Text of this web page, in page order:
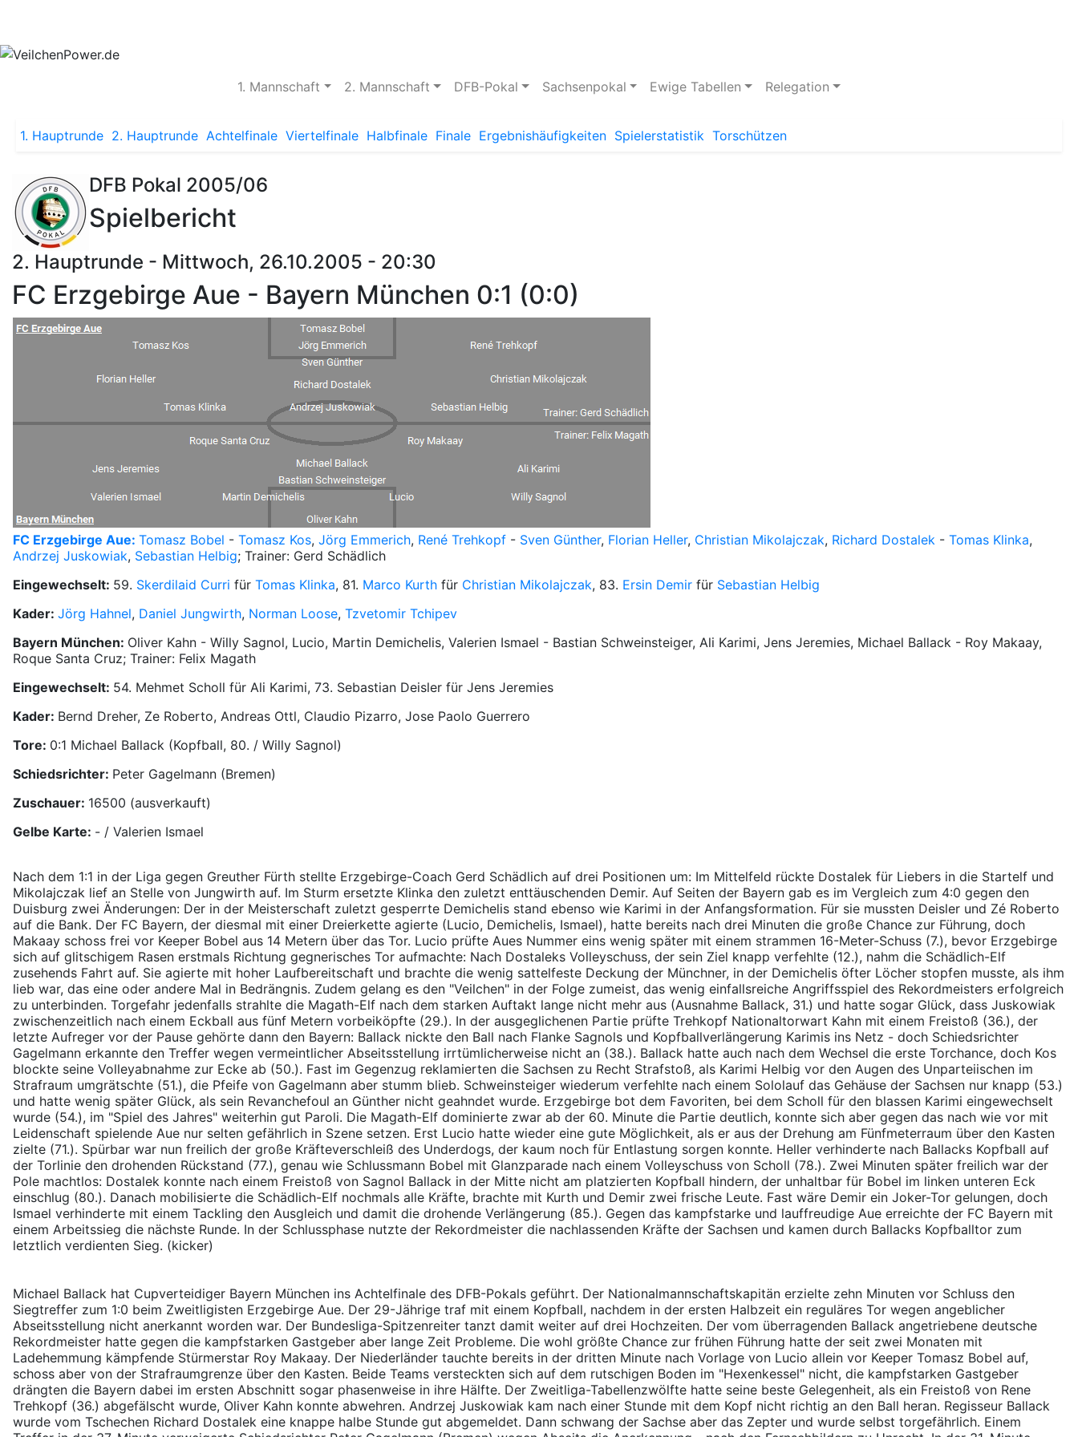
1. Mannschaft 2. Mannschaft DFB-Pokal Sachsenpokal Ewige Tabellen Relegation
1. Hauptrunde 2. Hauptrunde Achtelfinale Viertelfinale Halbfinale Finale Ergebnishäufigkeiten Spielerstatistik Torschützen
DFB Pokal 2005/06
Spielbericht
2. Hauptrunde - Mittwoch, 26.10.2005 - 20:30
FC Erzgebirge Aue - Bayern München 0:1 (0:0)
FC Erzgebirge Aue: Tomasz Bobel - Tomasz Kos, Jörg Emmerich, René Trehkopf - Sven Günther, Florian Heller, Christian Mikolajczak, Richard Dostalek - Tomas Klinka,
Andrzej Juskowiak, Sebastian Helbig; Trainer: Gerd Schädlich
Eingewechselt: 59. Skerdilaid Curri für Tomas Klinka, 81. Marco Kurth für Christian Mikolajczak, 83. Ersin Demir für Sebastian Helbig
Kader: Jörg Hahnel, Daniel Jungwirth, Norman Loose, Tzvetomir Tchipev
Bayern München: Oliver Kahn - Willy Sagnol, Lucio, Martin Demichelis, Valerien Ismael - Bastian Schweinsteiger, Ali Karimi, Jens Jeremies, Michael Ballack - Roy Makaay,
Roque Santa Cruz; Trainer: Felix Magath
Eingewechselt: 54. Mehmet Scholl für Ali Karimi, 73. Sebastian Deisler für Jens Jeremies
Kader: Bernd Dreher, Ze Roberto, Andreas Ottl, Claudio Pizarro, Jose Paolo Guerrero
Tore: 0:1 Michael Ballack (Kopfball, 80. / Willy Sagnol)
Schiedsrichter: Peter Gagelmann (Bremen)
Zuschauer: 16500 (ausverkauft)
Gelbe Karte: - / Valerien Ismael
Nach dem 1:1 in der Liga gegen Greuther Fürth stellte Erzgebirge-Coach Gerd Schädlich auf drei Positionen um: Im Mittelfeld rückte Dostalek für Liebers in die Startelf und
Mikolajczak lief an Stelle von Jungwirth auf. Im Sturm ersetzte Klinka den zuletzt enttäuschenden Demir. Auf Seiten der Bayern gab es im Vergleich zum 4:0 gegen den
Duisburg zwei Änderungen: Der in der Meisterschaft zuletzt gesperrte Demichelis stand ebenso wie Karimi in der Anfangsformation. Für sie mussten Deisler und Zé Roberto
auf die Bank. Der FC Bayern, der diesmal mit einer Dreierkette agierte (Lucio, Demichelis, Ismael), hatte bereits nach drei Minuten die große Chance zur Führung, doch
Makaay schoss frei vor Keeper Bobel aus 14 Metern über das Tor. Lucio prüfte Aues Nummer eins wenig später mit einem strammen 16-Meter-Schuss (7.), bevor Erzgebirge
sich auf glitschigem Rasen erstmals Richtung gegnerisches Tor aufmachte: Nach Dostaleks Volleyschuss, der sein Ziel knapp verfehlte (12.), nahm die Schädlich-Elf
zusehends Fahrt auf. Sie agierte mit hoher Laufbereitschaft und brachte die wenig sattelfeste Deckung der Münchner, in der Demichelis öfter Löcher stopfen musste, als ihm
lieb war, das eine oder andere Mal in Bedrängnis. Zudem gelang es den "Veilchen" in der Folge zumeist, das wenig einfallsreiche Angriffsspiel des Rekordmeisters erfolgreich
zu unterbinden. Torgefahr jedenfalls strahlte die Magath-Elf nach dem starken Auftakt lange nicht mehr aus (Ausnahme Ballack, 31.) und hatte sogar Glück, dass Juskowiak
zwischenzeitlich nach einem Eckball aus fünf Metern vorbeiköpfte (29.). In der ausgeglichenen Partie prüfte Trehkopf Nationaltorwart Kahn mit einem Freistoß (36.), der
letzte Aufreger vor der Pause gehörte dann den Bayern: Ballack nickte den Ball nach Flanke Sagnols und Kopfballverlängerung Karimis ins Netz - doch Schiedsrichter
Gagelmann erkannte den Treffer wegen vermeintlicher Abseitsstellung irrtümlicherweise nicht an (38.). Ballack hatte auch nach dem Wechsel die erste Torchance, doch Kos
blockte seine Volleyabnahme zur Ecke ab (50.). Fast im Gegenzug reklamierten die Sachsen zu Recht Strafstoß, als Karimi Helbig vor den Augen des Unparteiischen im
Strafraum umgrätschte (51.), die Pfeife von Gagelmann aber stumm blieb. Schweinsteiger wiederum verfehlte nach einem Sololauf das Gehäuse der Sachsen nur knapp (53.)
und hatte wenig später Glück, als sein Revanchefoul an Günther nicht geahndet wurde. Erzgebirge bot dem Favoriten, bei dem Scholl für den blassen Karimi eingewechselt
wurde (54.), im "Spiel des Jahres" weiterhin gut Paroli. Die Magath-Elf dominierte zwar ab der 60. Minute die Partie deutlich, konnte sich aber gegen das nach wie vor mit
Leidenschaft spielende Aue nur selten gefährlich in Szene setzen. Erst Lucio hatte wieder eine gute Möglichkeit, als er aus der Drehung am Fünfmeterraum über den Kasten
zielte (71.). Spürbar war nun freilich der große Kräfteverschleiß des Underdogs, der kaum noch für Entlastung sorgen konnte. Heller verhinderte nach Ballacks Kopfball auf
der Torlinie den drohenden Rückstand (77.), genau wie Schlussmann Bobel mit Glanzparade nach einem Volleyschuss von Scholl (78.). Zwei Minuten später freilich war der
Pole machtlos: Dostalek konnte nach einem Freistoß von Sagnol Ballack in der Mitte nicht am platzierten Kopfball hindern, der unhaltbar für Bobel im linken unteren Eck
einschlug (80.). Danach mobilisierte die Schädlich-Elf nochmals alle Kräfte, brachte mit Kurth und Demir zwei frische Leute. Fast wäre Demir ein Joker-Tor gelungen, doch
Ismael verhinderte mit einem Tackling den Ausgleich und damit die drohende Verlängerung (85.). Gegen das kampfstarke und lauffreudige Aue erreichte der FC Bayern mit
einem Arbeitssieg die nächste Runde. In der Schlussphase nutzte der Rekordmeister die nachlassenden Kräfte der Sachsen und kamen durch Ballacks Kopfballtor zum
letztlich verdienten Sieg. (kicker)
Michael Ballack hat Cupverteidiger Bayern München ins Achtelfinale des DFB-Pokals geführt. Der Nationalmannschaftskapitän erzielte zehn Minuten vor Schluss den
Siegtreffer zum 1:0 beim Zweitligisten Erzgebirge Aue. Der 29-Jährige traf mit einem Kopfball, nachdem in der ersten Halbzeit ein reguläres Tor wegen angeblicher
Abseitsstellung nicht anerkannt worden war. Der Bundesliga-Spitzenreiter tanzt damit weiter auf drei Hochzeiten. Der vom überragenden Ballack angetriebene deutsche
Rekordmeister hatte gegen die kampfstarken Gastgeber aber lange Zeit Probleme. Die wohl größte Chance zur frühen Führung hatte der seit zwei Monaten mit
Ladehemmung kämpfende Stürmerstar Roy Makaay. Der Niederländer tauchte bereits in der dritten Minute nach Vorlage von Lucio allein vor Keeper Tomasz Bobel auf,
schoss aber von der Strafraumgrenze über den Kasten. Beide Teams versteckten sich auf dem rutschigen Boden im "Hexenkessel" nicht, die kampfstarken Gastgeber
drängten die Bayern dabei im ersten Abschnitt sogar phasenweise in ihre Hälfte. Der Zweitliga-Tabellenzwölfte hatte seine beste Gelegenheit, als ein Freistoß von Rene
Trehkopf (36.) abgefälscht wurde, Oliver Kahn konnte abwehren. Andrzej Juskowiak kam nach einer Stunde mit dem Kopf nicht richtig an den Ball heran. Regisseur Ballack
wurde vom Tschechen Richard Dostalek eine knappe halbe Stunde gut abgemeldet. Dann schwang der Sachse aber das Zepter und wurde selbst torgefährlich. Einem